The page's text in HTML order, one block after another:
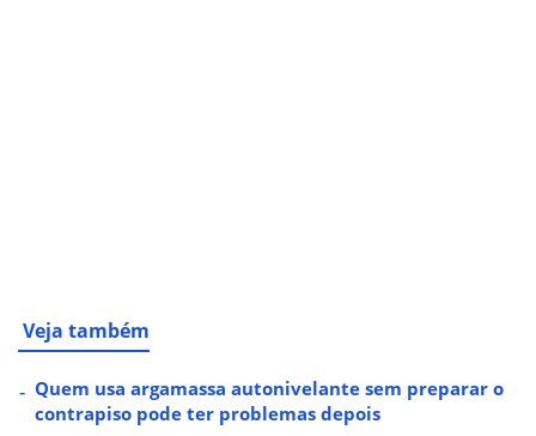
Veja também
Quem usa argamassa autonivelante sem preparar o
contrapiso pode ter problemas depois